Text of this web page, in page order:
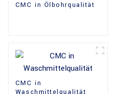
CMC in Ölbohrqualität
CMC in
Waschmittelqualität